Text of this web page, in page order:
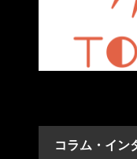
コラム・イン